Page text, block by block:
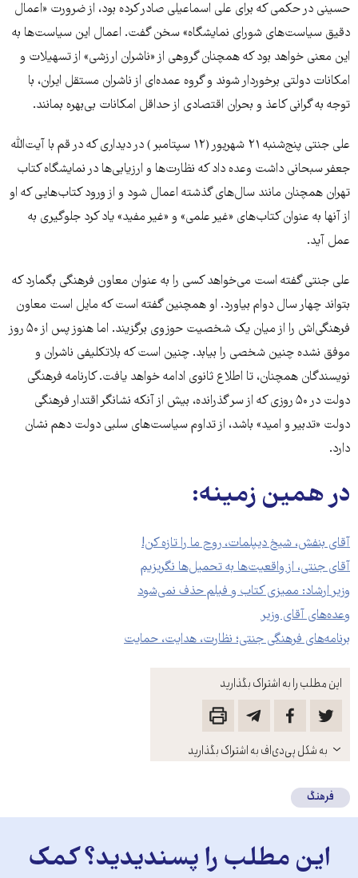
این مطلب را به اشتراک بگذارید
باز
کنید
به شکل پی‌دی‌اف به اشتراک بگذارید
حسینی در حکمی که برای علی اسماعیلی صادر کرده بود، از ضرورت «اعمال
دقیق سیاست‌های شورای نمایشگاه» سخن گفت. اعمال این سیاست‌ها به
این معنی خواهد بود که همچنان گروهی از «ناشران ارزشی» از تسهیلات و
امکانات دولتی برخوردار شوند و گروه عمده‌ای از ناشران مستقل ایران، با
توجه به گرانی کاعذ و بحران اقتصادی از حداقل امکانات بی‌بهره بمانند.
علی جنتی پنج‌شنبه ۲۱ شهریور (۱۲ سپتامبر ) در دیداری که در قم با آیت‌الله
جعفر سبحانی داشت وعده داد که نظارت‌ها و ارزیابی‌ها در نمایشگاه کتاب
تهران همچنان مانند سال‌های گذشته اعمال شود و از ورود کتاب‌هایی که او
از آنها به عنوان کتاب‌های «غیر علمی» و «غیر مفید» یاد کرد جلوگیری به
عمل آید.
علی جنتی گفته است می‌خواهد کسی را به عنوان معاون فرهنگی بگمارد که
بتواند چهار سال دوام بیاورد. او همچنین گفته است که مایل است معاون
فرهنگی‌اش را از میان یک شخصیت حوزوی برگزیند. اما هنوز پس از ۵۰ روز
موفق نشده چنین شخصی را بیابد. چنین است که بلاتکلیفی ناشران و
نویسندگان همچنان، تا اطلاع ثانوی ادامه خواهد یافت. کارنامه فرهنگی
دولت در ۵۰ روزی که از سر گذرانده، بیش از آنکه نشانگر اقتدار فرهنگی
دولت «تدبیر و امید» باشد، از تداوم سیاست‌های سلبی دولت دهم نشان
دارد.
در همین زمینه:
آقای بنفش، شیخ دیپلمات، روح ما را تازه کن!
آقای جنتی، از واقعیت‌ها به تحمیل‌ها نگریزیم
وزیر ارشاد: ممیزی کتاب و فیلم حذف نمی‌شود
وعده‌های آقای وزیر
برنامه‌های فرهنگی جنتی؛ نظارت، هدایت، حمایت
فرهنگ
این مطلب را پسندیدید؟ کمک